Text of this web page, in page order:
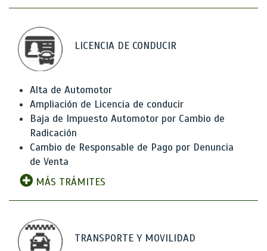
LICENCIA DE CONDUCIR
Alta de Automotor
Ampliación de Licencia de conducir
Baja de Impuesto Automotor por Cambio de
Radicación
Cambio de Responsable de Pago por Denuncia
de Venta
MÁS TRÁMITES
TRANSPORTE Y MOVILIDAD